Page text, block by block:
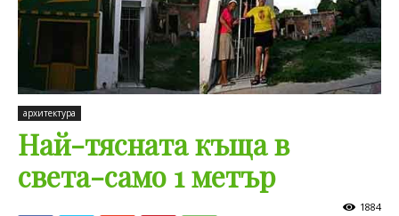
архитектура
Най-тясната къща в
света-само 1 метър
1884